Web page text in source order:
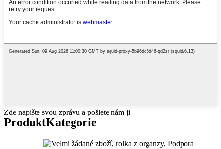
Zde napište svou zprávu a pošlete nám ji
ProduktKategorie